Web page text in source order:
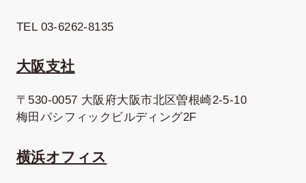
TEL 03-6262-8135
大阪支社
〒530-0057 大阪府大阪市北区曽根崎2-5-10
梅田パシフィックビルディング2F
横浜オフィス